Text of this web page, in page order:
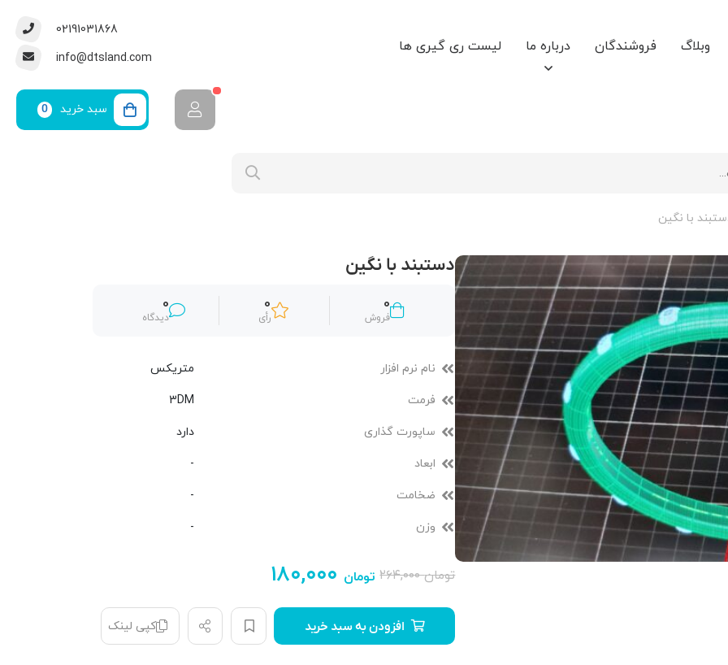
وبلاگ فروشندگان درباره ما لیست ری گیری ها
02191031868
info@dtsland.com
سبد خرید 0
با نگین
دستبند با نگین
0
فروش
0
رأی
0
دیدگاه
نام نرم افزار متریکس
فرمت 3DM
ساپورت گذاری دارد
ابعاد -
ضخامت -
وزن -
۲۶۴,۰۰۰تومان ۱۸۰,۰۰۰ تومان
افزودن به سبد خرید کپی لینک